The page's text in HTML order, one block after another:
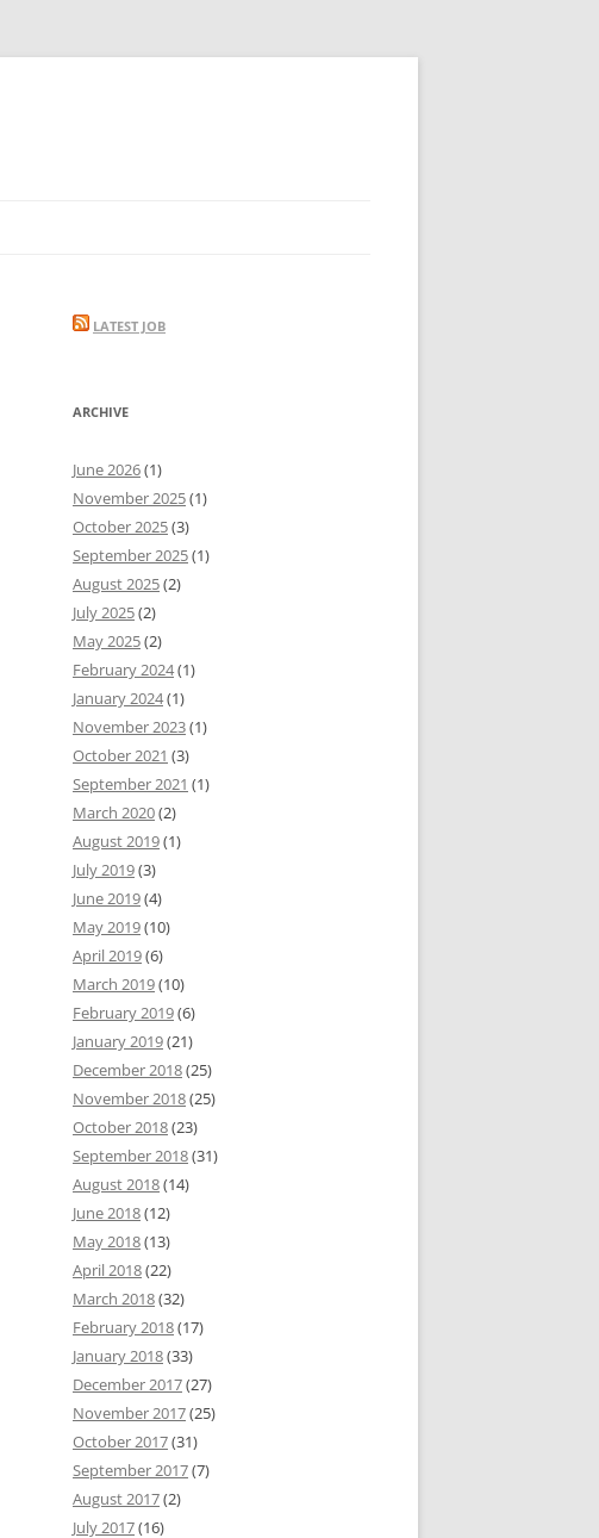
LATEST JOB
ARCHIVE
June 2026(1)
November 2025(1)
October 2025(3)
September 2025(1)
August 2025(2)
July 2025(2)
May 2025(2)
February 2024(1)
January 2024(1)
November 2023(1)
October 2021 (3)
September 2021 (1)
March 2020(2)
August 2019(1)
July 2019(3)
June 2019(4)
May 2019(10)
April 2019(6)
March 2019(10)
February 2019(6)
January 2019(21)
December 2018(25)
November 2018(25)
October 2018(23)
September 2018(31)
August 2018(14)
June 2018(12)
May 2018(13)
April 2018(22)
March 2018(32)
February 2018(17)
January 2018(33)
December 2017(27)
November 2017(25)
October 2017(31)
September 2017(7)
August 2017(2)
July 2017(16)